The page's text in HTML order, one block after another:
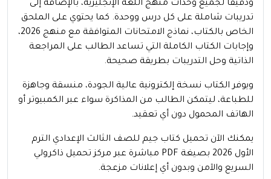
ودقيقًا لجميع وحدات منهج اللغة الإنجليزية، بالإضافة إلى
تدريبات شاملة على كل درس ووحدة. كما يحتوي على الملحق
الخاص بالكتاب، نماذج الامتحانات المتوافقة مع منهج 2026،
وإجابات الكتاب الكاملة التي تساعد الطالب على المراجعة
الذاتية وحل التدريبات بطريقة صحيحة.
ويوفر الكتاب نسخة إلكترونية عالية الجودة، منسقة وجاهزة
للطباعة، ليتمكن الطالب من المذاكرة سواء عبر الكمبيوتر أو
الهاتف المحمول دون أي تعقيد.
يمكنك الآن تحميل كتاب جيم للصف الثالث الإعدادي الترم
الأول 2026 بصيغة PDF مباشرة عبر مركز تحميل ذاكرولي
السريع والآمن وبدون أي إعلانات مزعجة.